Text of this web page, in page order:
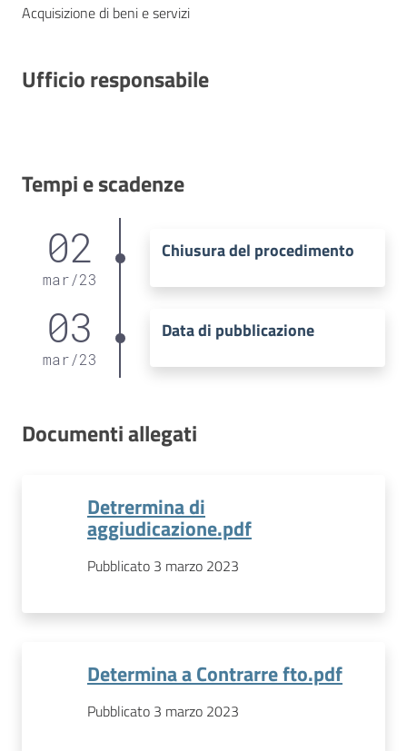
Acquisizione di beni e servizi
Ufficio responsabile
Tempi e scadenze
02
mar/23
Chiusura del procedimento
03
mar/23
Data di pubblicazione
Documenti allegati
Detrermina di
aggiudicazione.pdf
Pubblicato 3 marzo 2023
Determina a Contrarre fto.pdf
Pubblicato 3 marzo 2023